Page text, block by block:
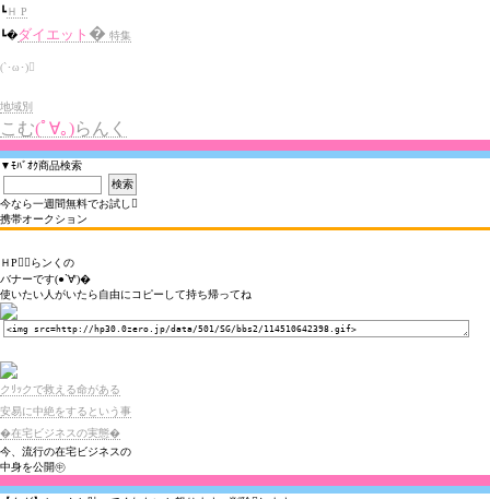
┗Ｈ P
┗�ダイエット � 特集
(`･ω･)
地域別
こむ(ﾟ∀｡)らんく
▼ﾓﾊﾞｵｸ商品検索
今なら一週間無料でお試し
携帯オークション
ＨPらンくの
バナーです(●`∀')�
使いたい人がいたら自由にコピーして持ち帰ってね
クﾘｯクで救える命がある
安易に中絶をするという事
�在宅ビジネスの実態�
今、流行の在宅ビジネスの
中身を公開㊥